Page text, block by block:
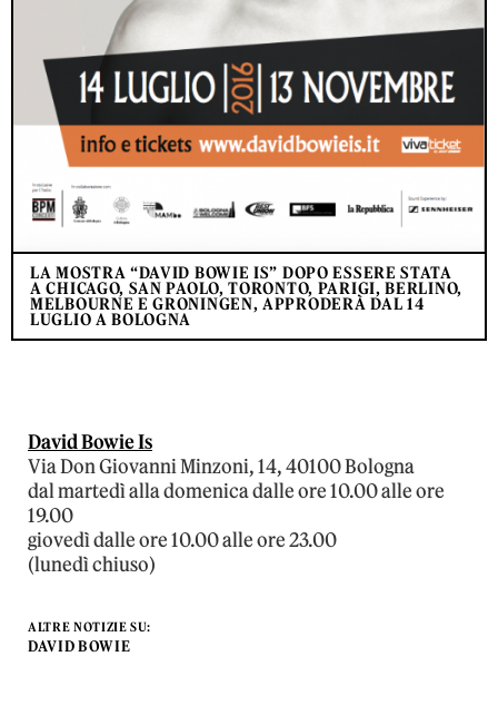
LA MOSTRA “DAVID BOWIE IS” DOPO ESSERE STATA
A CHICAGO, SAN PAOLO, TORONTO, PARIGI, BERLINO,
MELBOURNE E GRONINGEN, APPRODERÀ DAL 14
LUGLIO A BOLOGNA
David Bowie Is
Via Don Giovanni Minzoni, 14, 40100 Bologna
dal martedì alla domenica dalle ore 10.00 alle ore
19.00
giovedì dalle ore 10.00 alle ore 23.00
(lunedì chiuso)
ALTRE NOTIZIE SU:
DAVID BOWIE